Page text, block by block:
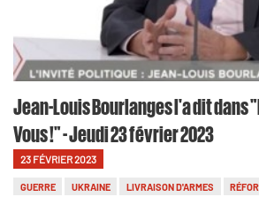
Jean-Louis Bourlanges l'a dit dans
Vous !" - Jeudi 23 février 2023
23 FÉVRIER 2023
GUERRE UKRAINE LIVRAISON D'ARMES